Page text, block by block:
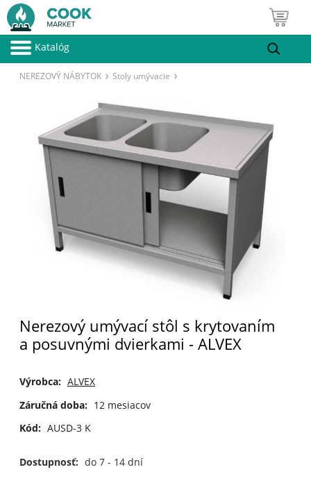
Katalóg
NEREZOVÝ NÁBYTOK Stoly umývacie
Nerezový umývací stôl s krytovaním
a posuvnými dvierkami - ALVEX
Výrobca: ALVEX
Záručná doba: 12 mesiacov
Kód: AUSD-3 K
Dostupnosť: do 7 - 14 dní